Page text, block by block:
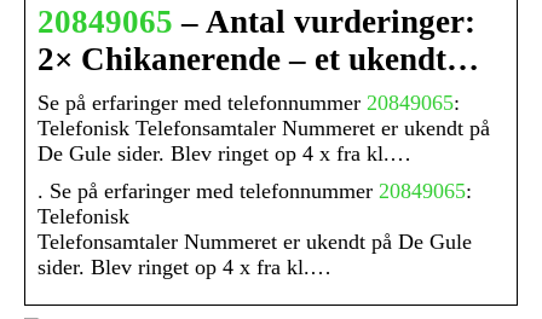
20849065 – Antal vurderinger:
2× Chikanerende – et ukendt…
Se på erfaringer med telefonnummer 20849065:
Telefonisk Telefonsamtaler Nummeret er ukendt på
De Gule sider. Blev ringet op 4 x fra kl.…
. Se på erfaringer med telefonnummer 20849065:
Telefonisk
Telefonsamtaler Nummeret er ukendt på De Gule
sider. Blev ringet op 4 x fra kl.…